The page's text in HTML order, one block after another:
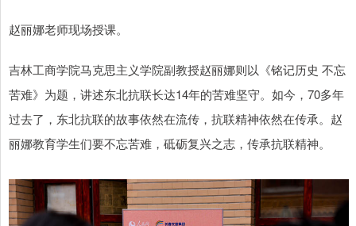
赵丽娜老师现场授课。
吉林工商学院马克思主义学院副教授赵丽娜则以《铭记历史 不忘
苦难》为题，讲述东北抗联长达14年的苦难坚守。如今，70多年
过去了，东北抗联的故事依然在流传，抗联精神依然在传承。赵
丽娜教育学生们要不忘苦难，砥砺复兴之志，传承抗联精神。